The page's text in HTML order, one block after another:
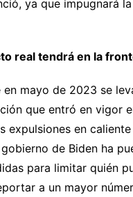
ya que impugnará
real tendrá en la
en mayo de 2023 se
que entró en vigor
expulsiones en
de Biden ha
para limitar quién
a un mayor